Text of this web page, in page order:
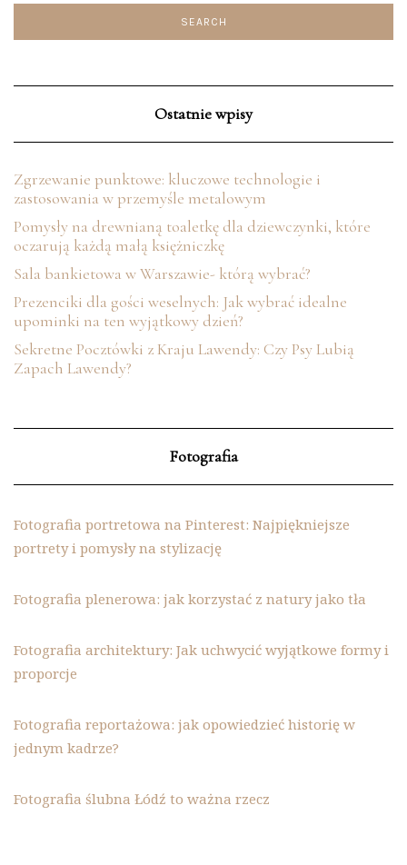
Ostatnie wpisy
Zgrzewanie punktowe: kluczowe technologie i
zastosowania w przemyśle metalowym
Pomysły na drewnianą toaletkę dla dziewczynki, które
oczarują każdą małą księżniczkę
Sala bankietowa w Warszawie- którą wybrać?
Prezenciki dla gości weselnych: Jak wybrać idealne
upominki na ten wyjątkowy dzień?
Sekretne Pocztówki z Kraju Lawendy: Czy Psy Lubią
Zapach Lawendy?
Fotografia
Fotografia portretowa na Pinterest: Najpiękniejsze
portrety i pomysły na stylizację
Fotografia plenerowa: jak korzystać z natury jako tła
Fotografia architektury: Jak uchwycić wyjątkowe formy i
proporcje
Fotografia reportażowa: jak opowiedzieć historię w
jednym kadrze?
Fotografia ślubna Łódź to ważna rzecz